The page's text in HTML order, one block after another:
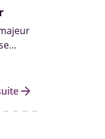
arrow_forward